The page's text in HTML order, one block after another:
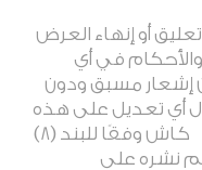
أو إنهاء العرض
في أي
إشعار مسبق ودون
أي تعديل على هذه
كاش وفقًا للبند (8)
نشره على